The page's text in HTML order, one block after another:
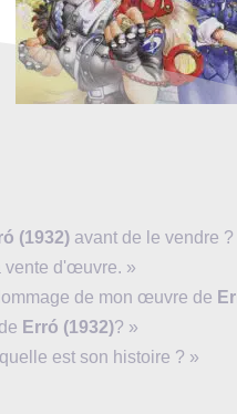
(1932) avant de le vendre ?
vente d'œuvre. »
de mon œuvre de
Erró (1932)? »
est son histoire ? »